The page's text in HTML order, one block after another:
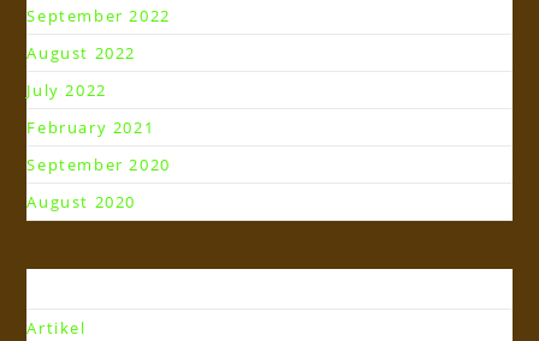
September 2022
August 2022
July 2022
February 2021
September 2020
August 2020
Kategori
Artikel